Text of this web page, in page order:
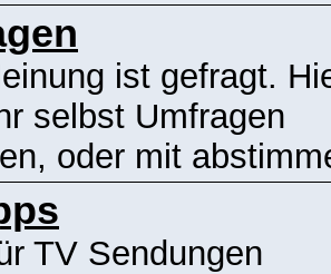
ist gefragt.
selbst Umfragen
oder mit
TV Sendungen